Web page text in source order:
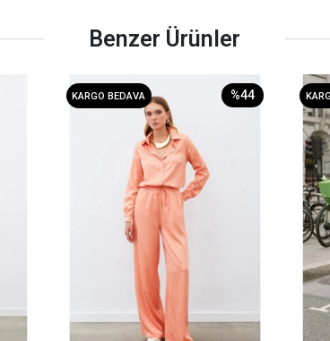
Benzer Ürünler
KARGO BEDAVA %44